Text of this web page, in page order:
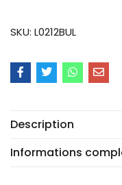
SKU: L0212BUL
Description
Informations